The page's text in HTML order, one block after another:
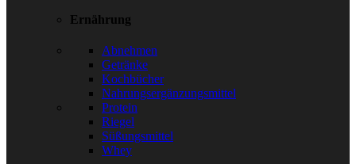
Ernährung
Abnehmen
Getränke
Kochbücher
Nahrungsergänzungsmittel
Protein
Riegel
Süßungsmittel
Whey